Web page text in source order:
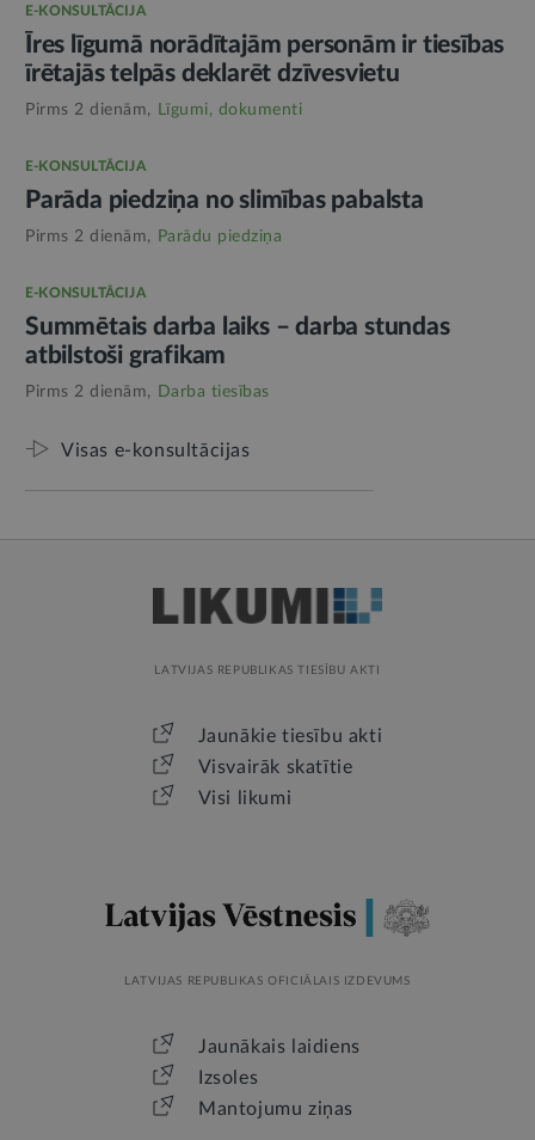
E-KONSULTĀCIJA
Īres līgumā norādītajām personām ir tiesības
īrētajās telpās deklarēt dzīvesvietu
Pirms 2 dienām, Līgumi, dokumenti
E-KONSULTĀCIJA
Parāda piedziņa no slimības pabalsta
Pirms 2 dienām, Parādu piedziņa
E-KONSULTĀCIJA
Summētais darba laiks – darba stundas
atbilstoši grafikam
Pirms 2 dienām, Darba tiesības
Visas e-konsultācijas
LATVIJAS REPUBLIKAS TIESĪBU AKTI
Jaunākie tiesību akti
Visvairāk skatītie
Visi likumi
LATVIJAS REPUBLIKAS OFICIĀLAIS IZDEVUMS
Jaunākais laidiens
Izsoles
Mantojumu ziņas